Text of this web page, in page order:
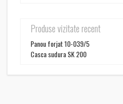
Produse vizitate recent
Panou forjat 10-039/5
Casca sudura SK 200